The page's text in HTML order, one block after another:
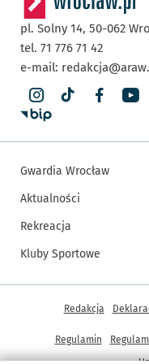
pl. Solny 14, 50-062
tel. 71 776 71 42
e-mail:
Gwardia Wrocław
Aktualności
Rekreacja
Kluby Sportowe
Inne
Redakcja
Regulamin